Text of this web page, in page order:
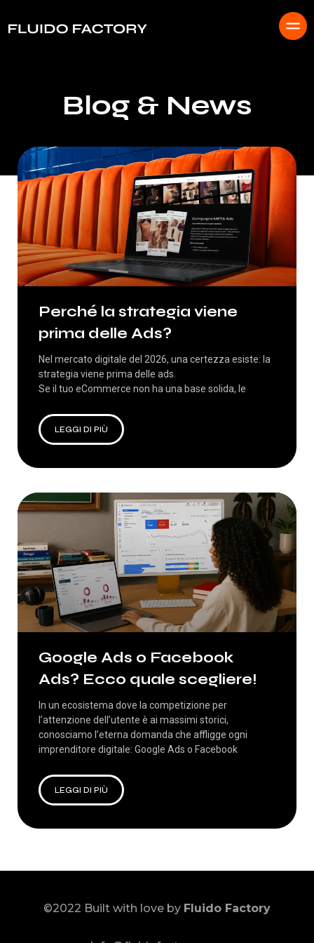
Blog & News
Perché la strategia viene
prima delle Ads?
Nel mercato digitale del 2026, una certezza esiste: la
strategia viene prima delle ads.
Se il tuo eCommerce non ha una base solida, le
LEGGI DI PIÙ
Google Ads o Facebook
Ads? Ecco quale scegliere!
In un ecosistema dove la competizione per
l’attenzione dell’utente è ai massimi storici,
conosciamo l’eterna domanda che affligge ogni
imprenditore digitale: Google Ads o Facebook
LEGGI DI PIÙ
©2022 Built with love by Fluido Factory